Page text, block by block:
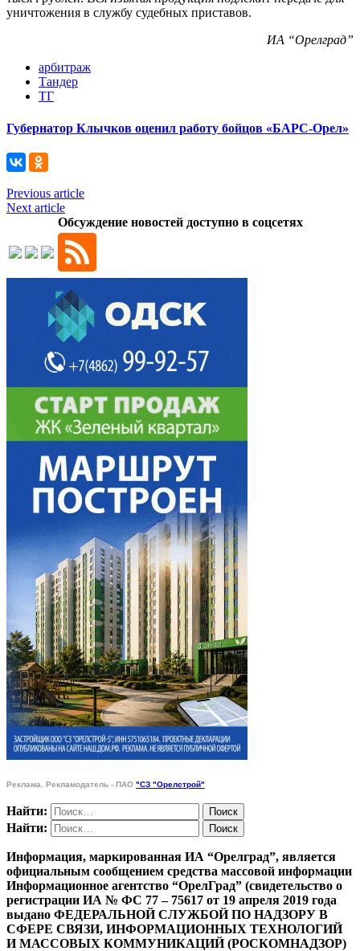
уничтожения в службу судебных приставов.
ИА “Орелград”
арбитраж
Тандер
ТГ
Губернатор Клычков оценил работу бойцов «БАРС-Орел»
Previous article
Next article
Обсуждение новостей доступно в соцсетях
Реклама. Рекламодатель - ПАО "СЗ "Орелстрой"
Найти:
Найти:
Информация, маркированная ИА “Орелград”, является
официальным сообщением средства массовой информации
Информационное агентство “ОрелГрад” (свидетельство о
регистрации ИА № ФС 77 – 75617 от 19 апреля 2019 года
выдано ФЕДЕРАЛЬНОЙ СЛУЖБОЙ ПО НАДЗОРУ В
СФЕРЕ СВЯЗИ, ИНФОРМАЦИОННЫХ ТЕХНОЛОГИЙ
И МАССОВЫХ КОММУНИКАЦИЙ (РОСКОМНАДЗОР)